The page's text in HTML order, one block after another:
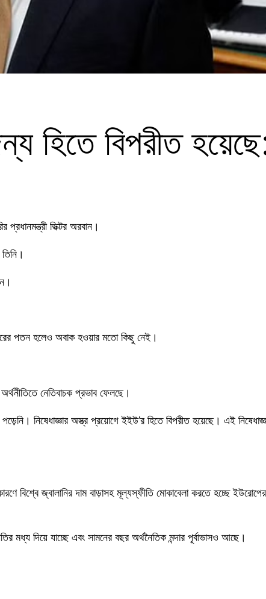
হিতে বিপরীত হয়েছে:
ভিক্টর অরবান।
পতন হলেও অবাক হওয়ার মতো কিছু নেই।
নেতিবাচক প্রভাব ফেলছে।
নিষেধাজ্ঞার অস্ত্র প্রয়োগে ইইউ’র হিতে বিপরীত হয়েছে। এই
বিশ্বে জ্বালানির দাম বাড়াসহ মূল্যস্ফীতি মোকাবেলা করতে হচ্ছে
মধ্য দিয়ে যাচ্ছে এবং সামনের বছর অর্থনৈতিক মন্দার পূর্বাভাসও আছে।